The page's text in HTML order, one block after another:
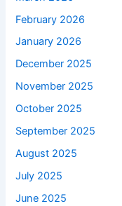
February 2026
January 2026
December 2025
November 2025
October 2025
September 2025
August 2025
July 2025
June 2025